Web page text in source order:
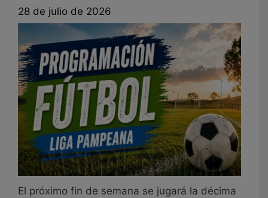
28 de julio de 2026
El próximo fin de semana se jugará la décima